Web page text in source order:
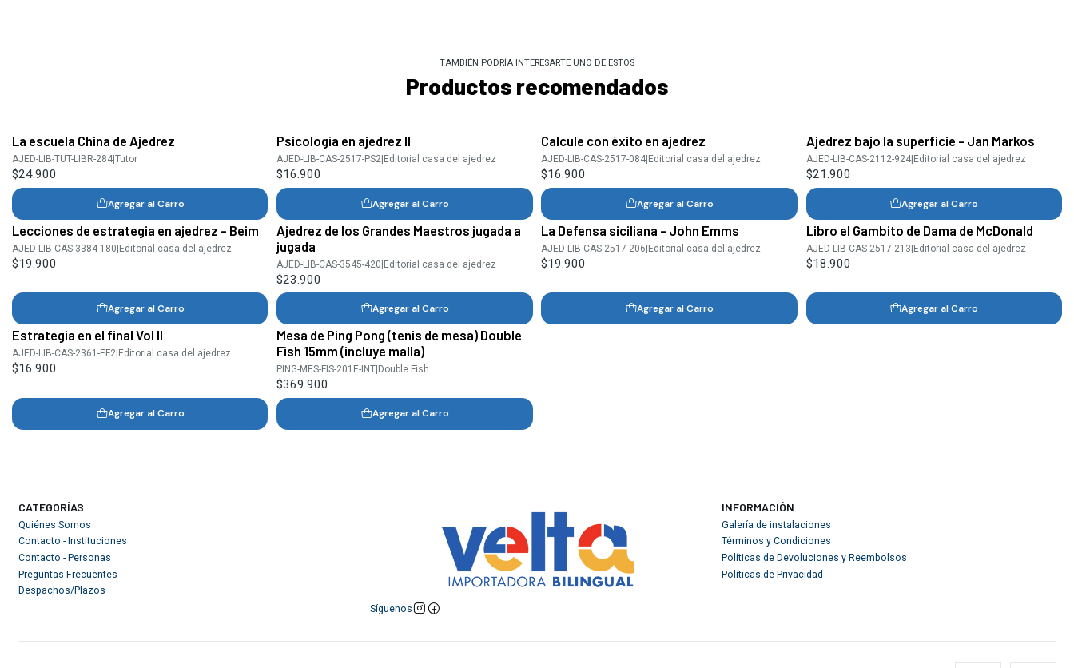
TAMBIÉN PODRÍA INTERESARTE UNO DE ESTOS
Productos recomendados
La escuela China de Ajedrez
AJED-LIB-TUT-LIBR-284| Tutor
$24.900
Agregar al Carro
Psicología en ajedrez II
AJED-LIB-CAS-2517-PS2| Editorial casa del ajedrez
$16.900
Agregar al Carro
Calcule con éxito en ajedrez
AJED-LIB-CAS-2517-084 Editorial casa del ajedrez
$16.900
Agregar al Carro
Ajedrez bajo la superficie - Jan Markos
AJED-LIB-CAS-2112-924| Editorial casa del ajedrez
$21.900
Agregar al Carro
Lecciones de estrategia en ajedrez - Beim
AJED-LIB-CAS-3384-180|Editorial casa del ajedrez
$19.900
Agregar al Carro
Ajedrez de los Grandes Maestros jugada a
jugada
AJED-LIB-CAS-3545-420|Editorial casa del ajedrez
$23.900
Agregar al Carro
La Defensa siciliana - John Emms
AJED-LIB-CAS-2517-206|Editorial casa del ajedrez
$19.900
Agregar al Carro
Libro el Gambito de Dama de McDonald
AJED-LIB-CAS-2517-213|Editorial casa del ajedrez
$18.900
Agregar al Carro
Estrategia en el final Vol II
AJED-LIB-CAS-2361-EF2| Editorial casa del ajedrez
$16.900
Agregar al Carro
Mesa de Ping Pong (tenis de mesa) Double
Fish 15mm (incluye malla)
PING-MES-FIS-201E-INT| Double Fish
$369.900
Agregar al Carro
CATEGORÍAS
Quiénes Somos
Contacto - Instituciones
Contacto - Personas
Preguntas Frecuentes
Despachos/Plazos
Síguenos
INFORMACIÓN
Galería de instalaciones
Términos y Condiciones
Políticas de Devoluciones y Reembolsos
Políticas de Privacidad